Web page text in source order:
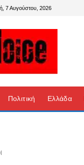
7 Αυγούστου, 2026
Πολιτική Ελλάδα